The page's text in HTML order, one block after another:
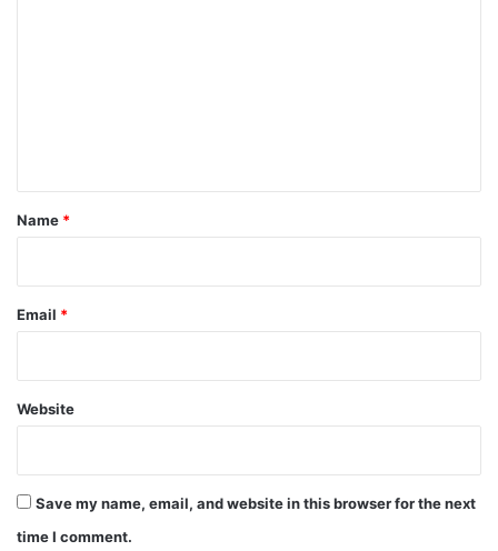
*
Name *
Email *
Website
Save my name, email, and website in this browser for the next
time I comment.